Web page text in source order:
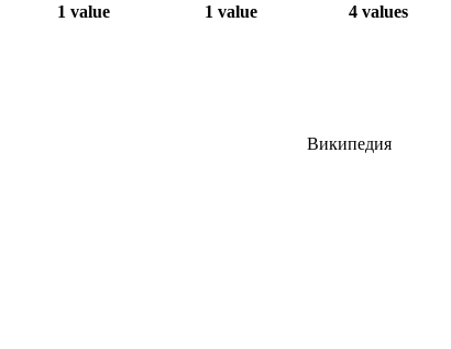
1 value 1 value 4 values
Википедия